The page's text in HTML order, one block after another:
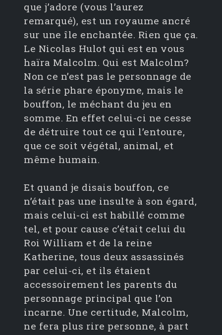
que j’adore (vous l’aurez
remarqué), est un royaume ancré
sur une île enchantée. Rien que ça.
Le Nicolas Hulot qui est en vous
haïra Malcolm. Qui est Malcolm?
Non ce n’est pas le personnage de
la série phare éponyme, mais le
bouffon, le méchant du jeu en
somme. En effet celui-ci ne cesse
de détruire tout ce qui l’entoure,
que ce soit végétal, animal, et
même humain.
Et quand je disais bouffon, ce
n’était pas une insulte à son égard,
mais celui-ci est habillé comme
tel, et pour cause c’était celui du
Roi William et de la reine
Katherine, tous deux assassinés
par celui-ci, et ils étaient
accessoirement les parents du
personnage principal que l’on
incarne. Une certitude, Malcolm,
ne fera plus rire personne, à part